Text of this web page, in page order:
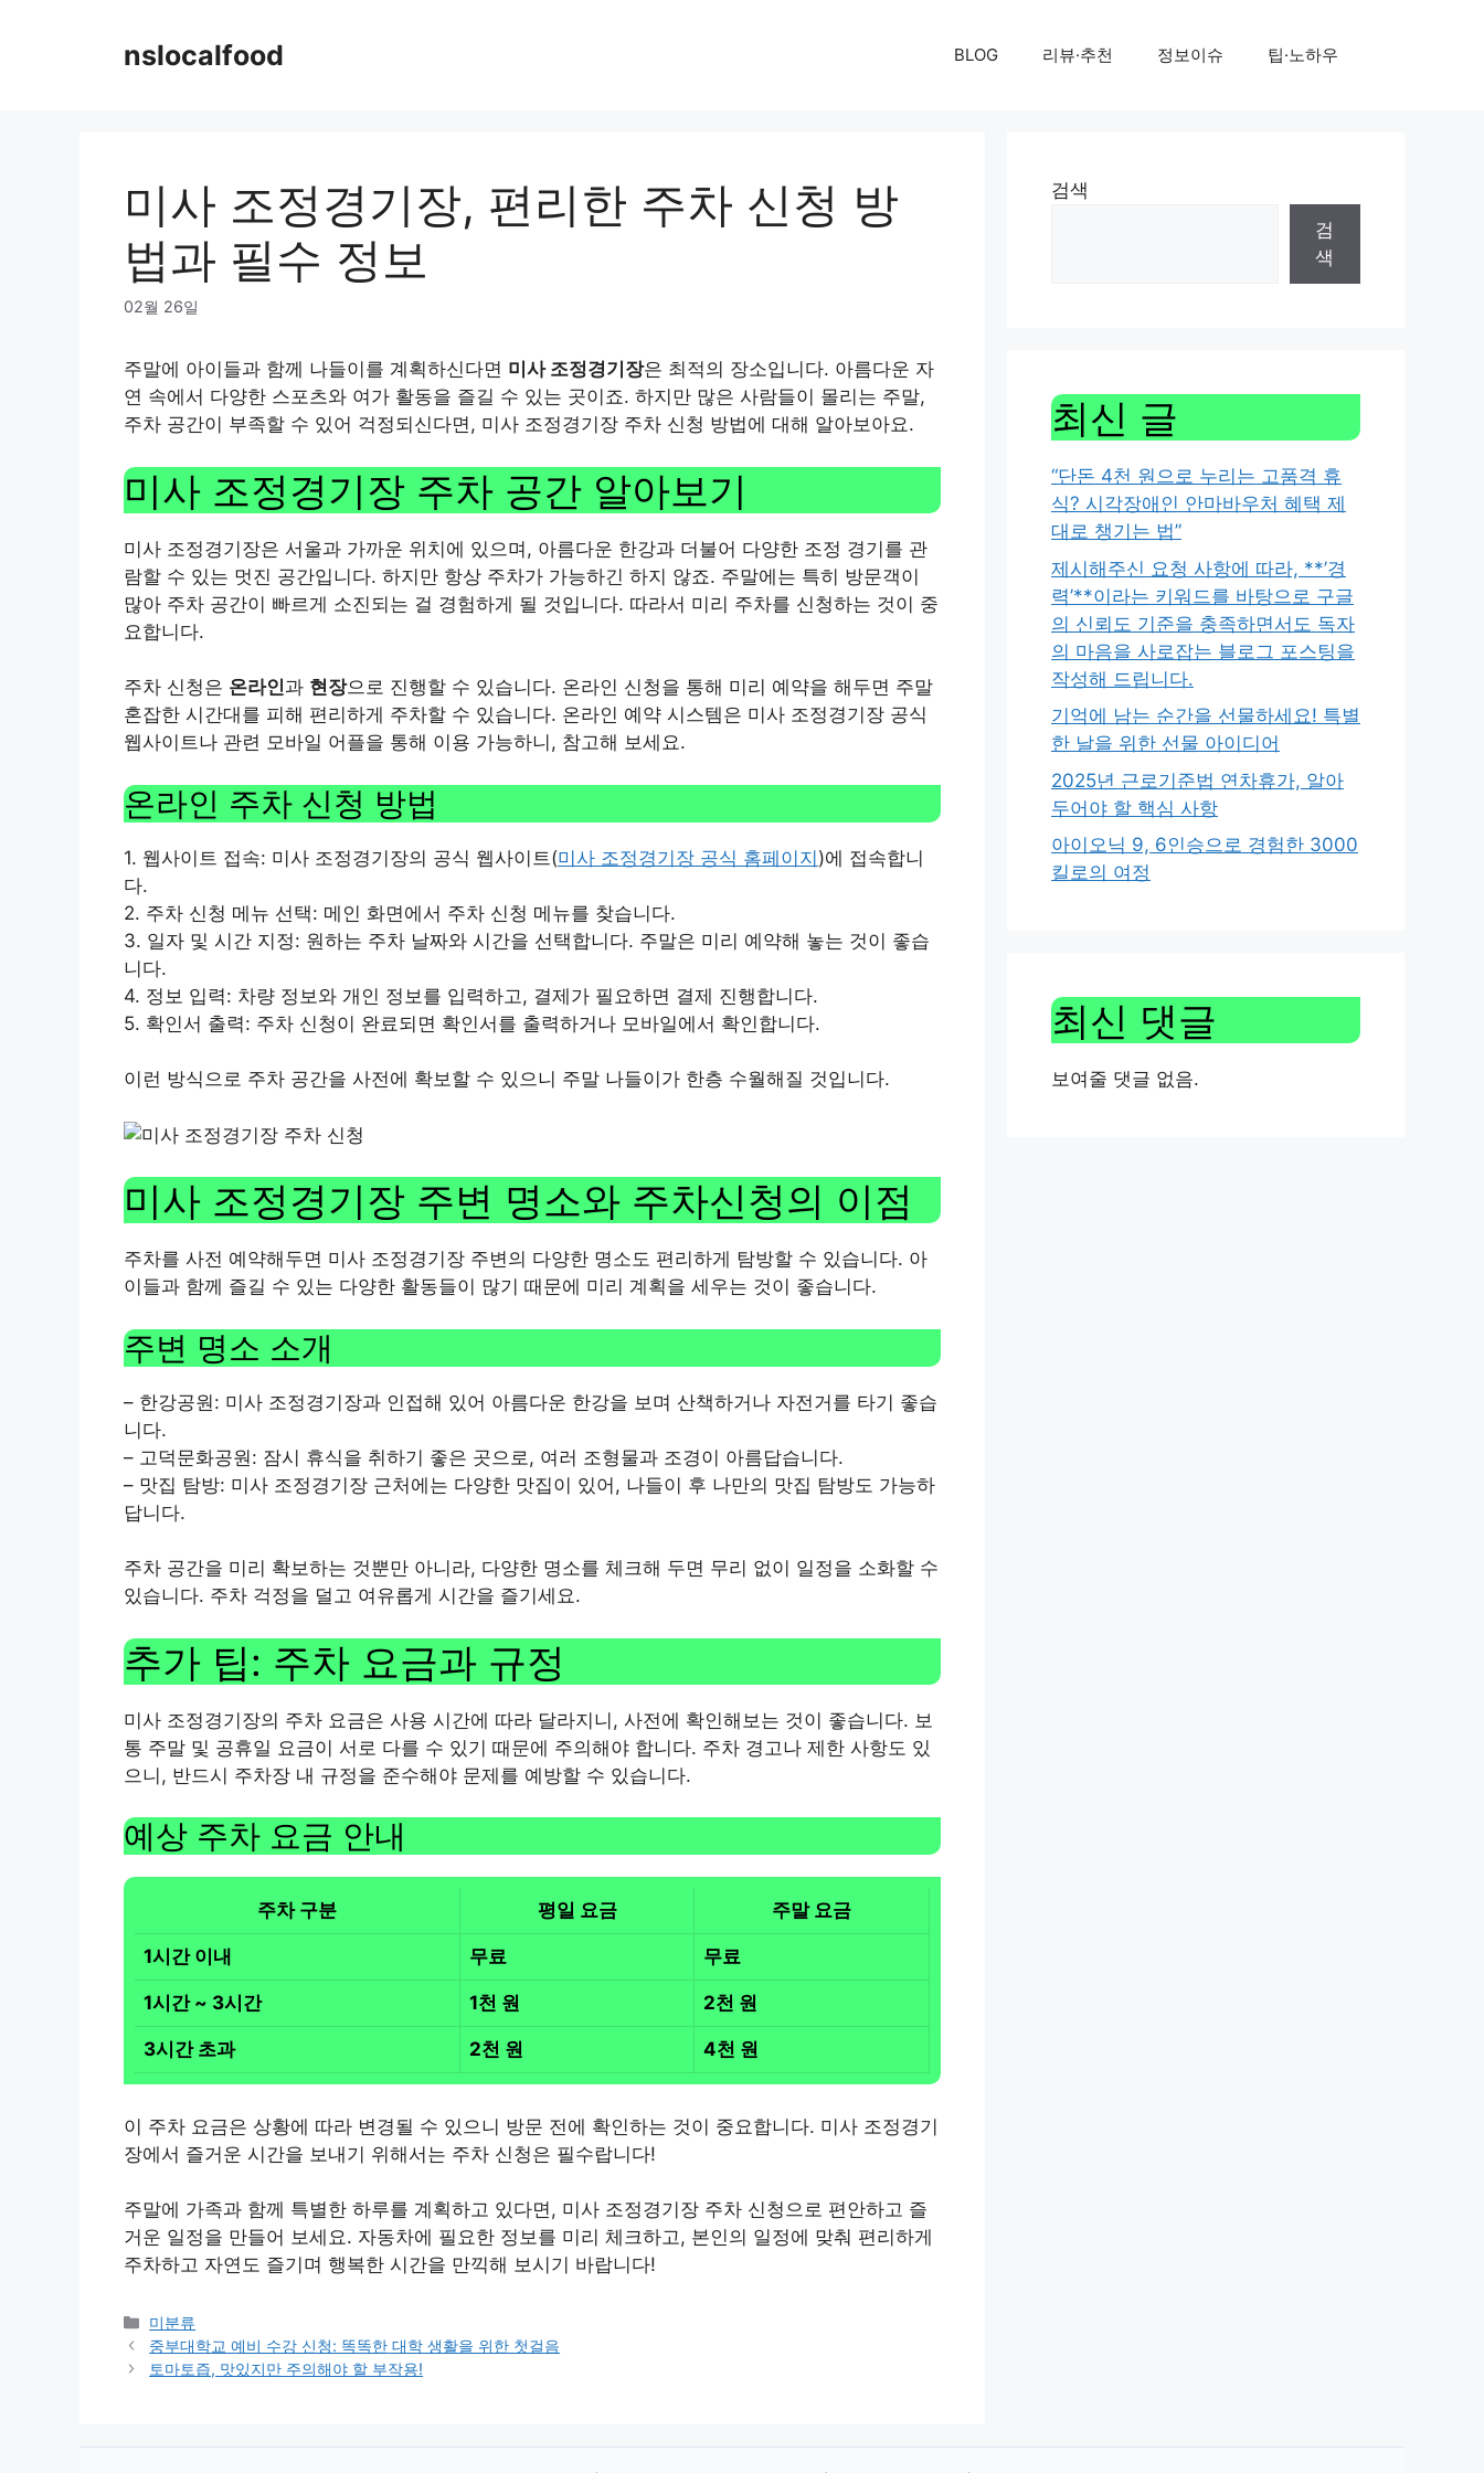
nslocalfood BLOG 리뷰·추천 정보이슈 팁·노하우
미사 조정경기장, 편리한 주차 신청 방
법과 필수 정보
02월 26일
주말에 아이들과 함께 나들이를 계획하신다면 미사 조정경기장은 최적의 장소입니다. 아름다운 자
연 속에서 다양한 스포츠와 여가 활동을 즐길 수 있는 곳이죠. 하지만 많은 사람들이 몰리는 주말,
주차 공간이 부족할 수 있어 걱정되신다면, 미사 조정경기장 주차 신청 방법에 대해 알아보아요.
미사 조정경기장 주차 공간 알아보기
미사 조정경기장은 서울과 가까운 위치에 있으며, 아름다운 한강과 더불어 다양한 조정 경기를 관
람할 수 있는 멋진 공간입니다. 하지만 항상 주차가 가능하긴 하지 않죠. 주말에는 특히 방문객이
많아 주차 공간이 빠르게 소진되는 걸 경험하게 될 것입니다. 따라서 미리 주차를 신청하는 것이 중
요합니다.
주차 신청은 온라인과 현장으로 진행할 수 있습니다. 온라인 신청을 통해 미리 예약을 해두면 주말
혼잡한 시간대를 피해 편리하게 주차할 수 있습니다. 온라인 예약 시스템은 미사 조정경기장 공식
웹사이트나 관련 모바일 어플을 통해 이용 가능하니, 참고해 보세요.
온라인 주차 신청 방법
1. 웹사이트 접속: 미사 조정경기장의 공식 웹사이트(미사 조정경기장 공식 홈페이지)에 접속합니
다.
2. 주차 신청 메뉴 선택: 메인 화면에서 주차 신청 메뉴를 찾습니다.
3. 일자 및 시간 지정: 원하는 주차 날짜와 시간을 선택합니다. 주말은 미리 예약해 놓는 것이 좋습
니다.
4. 정보 입력: 차량 정보와 개인 정보를 입력하고, 결제가 필요하면 결제 진행합니다.
5. 확인서 출력: 주차 신청이 완료되면 확인서를 출력하거나 모바일에서 확인합니다.
이런 방식으로 주차 공간을 사전에 확보할 수 있으니 주말 나들이가 한층 수월해질 것입니다.
미사 조정경기장 주변 명소와 주차신청의 이점
주차를 사전 예약해두면 미사 조정경기장 주변의 다양한 명소도 편리하게 탐방할 수 있습니다. 아
이들과 함께 즐길 수 있는 다양한 활동들이 많기 때문에 미리 계획을 세우는 것이 좋습니다.
주변 명소 소개
– 한강공원: 미사 조정경기장과 인접해 있어 아름다운 한강을 보며 산책하거나 자전거를 타기 좋습
니다.
– 고덕문화공원: 잠시 휴식을 취하기 좋은 곳으로, 여러 조형물과 조경이 아름답습니다.
– 맛집 탐방: 미사 조정경기장 근처에는 다양한 맛집이 있어, 나들이 후 나만의 맛집 탐방도 가능하
답니다.
주차 공간을 미리 확보하는 것뿐만 아니라, 다양한 명소를 체크해 두면 무리 없이 일정을 소화할 수
있습니다. 주차 걱정을 덜고 여유롭게 시간을 즐기세요.
추가 팁: 주차 요금과 규정
미사 조정경기장의 주차 요금은 사용 시간에 따라 달라지니, 사전에 확인해보는 것이 좋습니다. 보
통 주말 및 공휴일 요금이 서로 다를 수 있기 때문에 주의해야 합니다. 주차 경고나 제한 사항도 있
으니, 반드시 주차장 내 규정을 준수해야 문제를 예방할 수 있습니다.
예상 주차 요금 안내
주차 구분 평일 요금 주말 요금
1시간 이내 무료 무료
1시간 ~ 3시간 1천 원 2천 원
3시간 초과 2천 원 4천 원
이 주차 요금은 상황에 따라 변경될 수 있으니 방문 전에 확인하는 것이 중요합니다. 미사 조정경기
장에서 즐거운 시간을 보내기 위해서는 주차 신청은 필수랍니다!
주말에 가족과 함께 특별한 하루를 계획하고 있다면, 미사 조정경기장 주차 신청으로 편안하고 즐
거운 일정을 만들어 보세요. 자동차에 필요한 정보를 미리 체크하고, 본인의 일정에 맞춰 편리하게
주차하고 자연도 즐기며 행복한 시간을 만끽해 보시기 바랍니다!
Categories
미분류
중부대학교 예비 수강 신청: 똑똑한 대학 생활을 위한 첫걸음
토마토즙, 맛있지만 주의해야 할 부작용!
검색
검
색
최신 글
“단돈 4천 원으로 누리는 고품격 휴
식? 시각장애인 안마바우처 혜택 제
대로 챙기는 법”
제시해주신 요청 사항에 따라, **’경
력’**이라는 키워드를 바탕으로 구글
의 신뢰도 기준을 충족하면서도 독자
의 마음을 사로잡는 블로그 포스팅을
작성해 드립니다.
기억에 남는 순간을 선물하세요! 특별
한 날을 위한 선물 아이디어
2025년 근로기준법 연차휴가, 알아
두어야 할 핵심 사항
아이오닉 9, 6인승으로 경험한 3000
킬로의 여정
최신 댓글
보여줄 댓글 없음.